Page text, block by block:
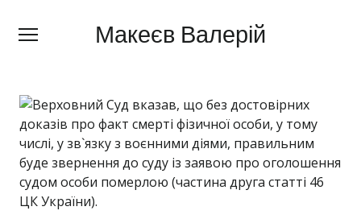
Макеєв Валерій
Макеєв Валерій
Про мене
Сфери діяльності
Правила
Ціни